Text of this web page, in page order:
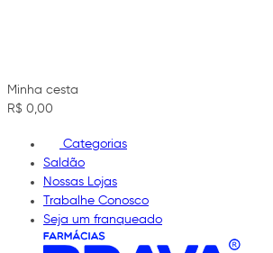
Minha cesta
R$ 0,00
Categorias
Saldão
Nossas Lojas
Trabalhe Conosco
Seja um franqueado